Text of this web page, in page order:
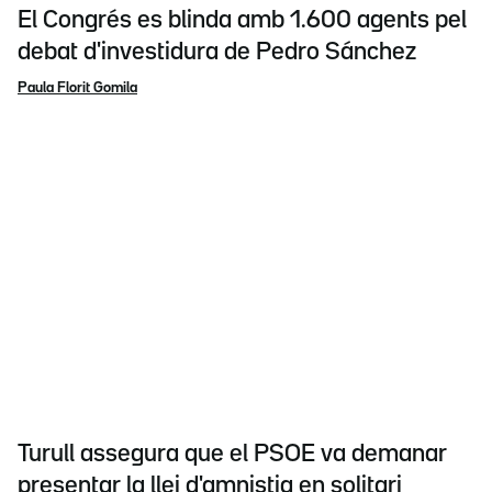
El Congrés es blinda amb 1.600 agents pel
debat d'investidura de Pedro Sánchez
Paula Florit Gomila
Turull assegura que el PSOE va demanar
presentar la llei d'amnistia en solitari